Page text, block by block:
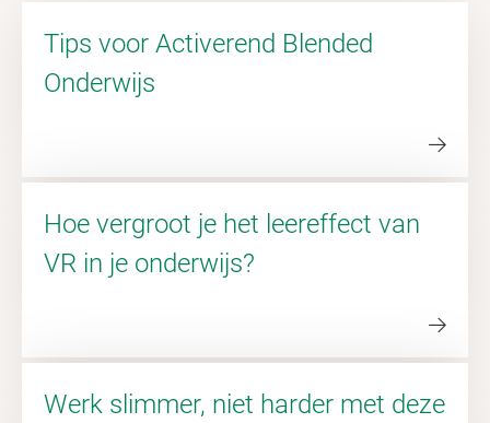
Tips voor Activerend Blended
Onderwijs
Hoe vergroot je het leereffect van
VR in je onderwijs?
Werk slimmer, niet harder met deze